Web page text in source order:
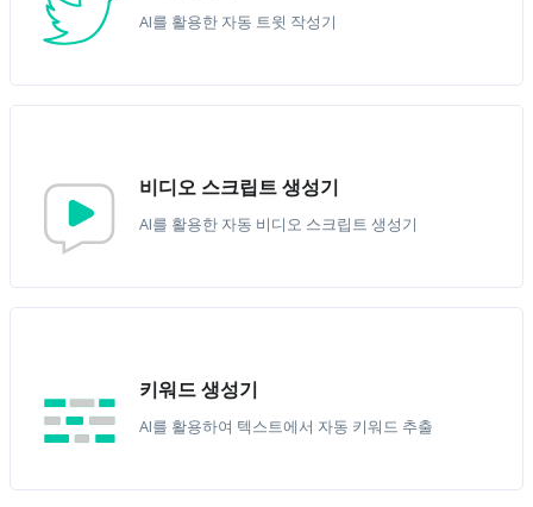
AI를 활용한 자동 트윗 작성기
비디오 스크립트 생성기
AI를 활용한 자동 비디오 스크립트 생성기
키워드 생성기
AI를 활용하여 텍스트에서 자동 키워드 추출